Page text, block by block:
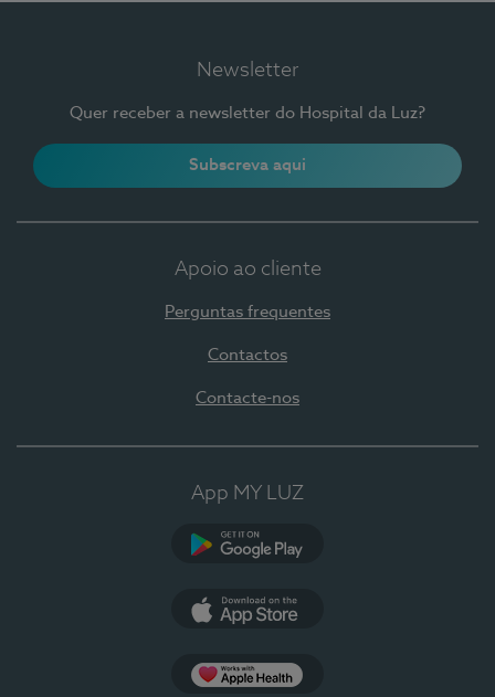
Newsletter
Quer receber a newsletter do Hospital da Luz?
Subscreva aqui
Apoio ao cliente
Perguntas frequentes
Contactos
Contacte-nos
App MY LUZ